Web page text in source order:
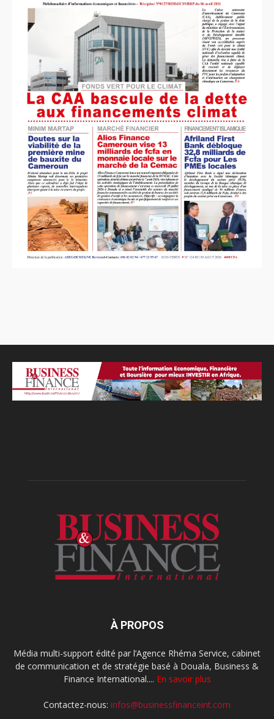
À PROPOS
Média multi-support édité par l’Agence Rhéma Service, cabinet
de communication et de stratégie basé à Douala, Business &
Finance International.... En savoir plus
Contactez-nous: infos@businessfinanceint.com